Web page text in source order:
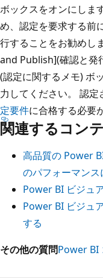
ボックスをオンにしま
め、認定を要求する前
行することをお勧めし
and Publish](確認と
(認定に関するメモ) ボ
力してください。 認
定要件に合格する必要
関連するコン
高品質の Power
のパフォーマンス
Power BI ビジュ
Power BI ビジュ
する
その他の質問Power BI